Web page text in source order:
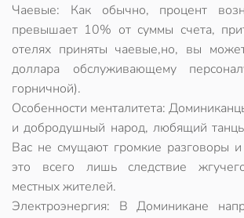
Чаевые: Как обычно, процент
превышает 10% от суммы счета,
отелях приняты чаевые,но, вы
доллара обслуживающему
горничной).
Особенности менталитета:
и добродушный народ, любящий
Вас не смущают громкие разговоры
это всего лишь следствие
местных жителей.
Электроэнергия: В Доминикане